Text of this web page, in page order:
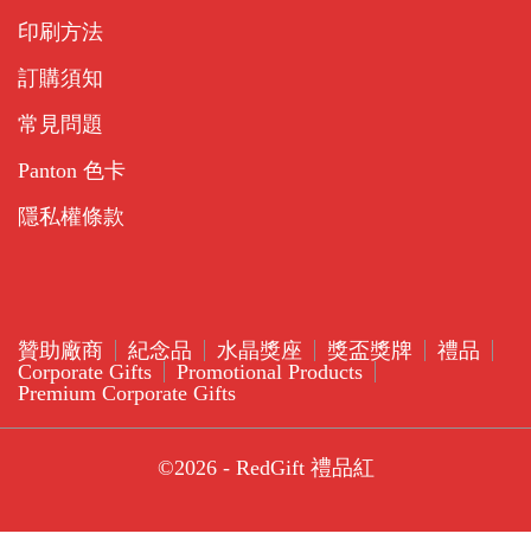
印刷方法
訂購須知
常見問題
Panton 色卡
隱私權條款
贊助廠商 紀念品 水晶獎座 獎盃獎牌
禮品
Corporate Gifts
Promotional Products
Premium Corporate Gifts
©2026 - RedGift 禮品紅